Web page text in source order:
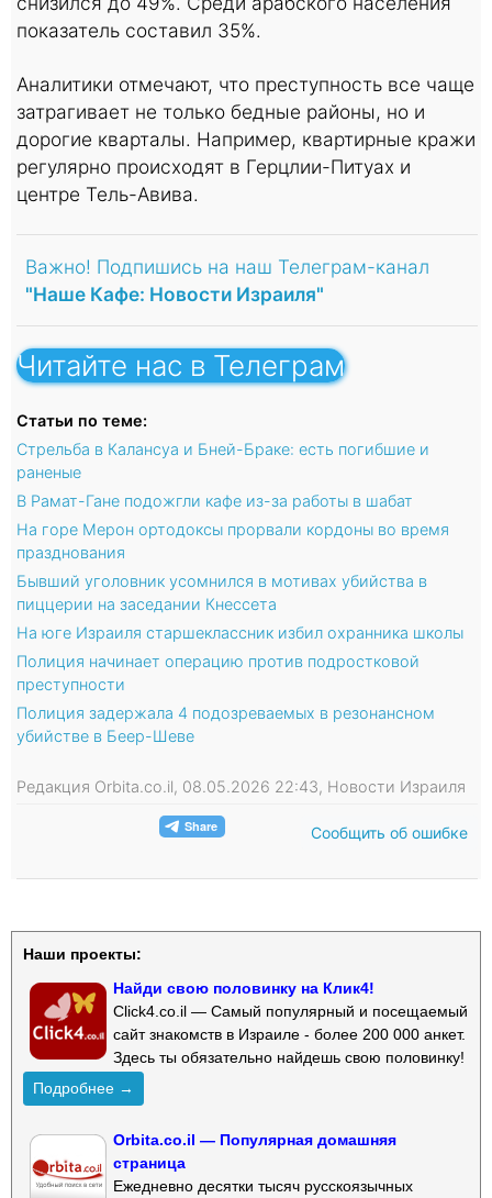
показатель составил 35%.
Аналитики отмечают, что преступность все чаще
затрагивает не только бедные районы, но и
дорогие кварталы. Например, квартирные кражи
регулярно происходят в Герцлии-Питуах и
центре Тель-Авива.
Важно! Подпишись на наш Телеграм-канал
"Наше Кафе: Новости Израиля"
Читайте нас в Телеграм
Статьи по теме:
Стрельба в Калансуа и Бней-Браке: есть погибшие и
раненые
В Рамат-Гане подожгли кафе из-за работы в шабат
На горе Мерон ортодоксы прорвали кордоны во время
празднования
Бывший уголовник усомнился в мотивах убийства в
пиццерии на заседании Кнессета
На юге Израиля cтаршеклассник избил охранника школы
Полиция начинает операцию против подростковой
преступности
Полиция задержала 4 подозреваемых в резонансном
убийстве в Беер-Шеве
Редакция Orbita.co.il, 08.05.2026 22:43, Новости Израиля
Сообщить об ошибке
Наши проекты:
Найди свою половинку на Клик4!
Click4.co.il — Самый популярный и посещаемый
сайт знакомств в Израиле - более 200 000 анкет.
Здесь ты обязательно найдешь свою половинку!
Подробнее →
Orbita.co.il — Популярная домашняя
страница
Ежедневно десятки тысяч русскоязычных